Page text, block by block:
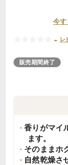
今
- レ
販売期間終了
香りがマイ
ます。
そのままホ
自然乾燥さ